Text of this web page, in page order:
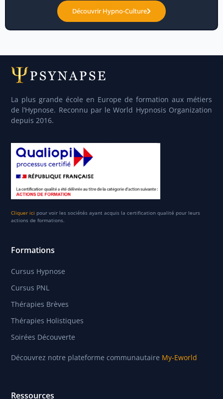
Découvrir Hypno-Culture
La plus grande école en Europe de formation aux métiers
de l’Hypnose. Reconnu par le World Hypnosis Organization
depuis 2016.
Cliquer ici pour voir les sociétés ayant acquis la certification qualité pour leurs
actions de formations.
Formations
Cursus Hypnose
Cursus PNL
Thérapies Brèves
Thérapies Holistiques
Soirées Découverte
Découvrez notre plateforme communautaire My-Eworld
Ressources